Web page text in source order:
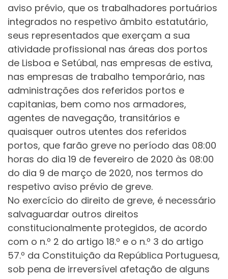
aviso prévio, que os trabalhadores portuários
integrados no respetivo âmbito estatutário,
seus representados que exerçam a sua
atividade profissional nas áreas dos portos
de Lisboa e Setúbal, nas empresas de estiva,
nas empresas de trabalho temporário, nas
administrações dos referidos portos e
capitanias, bem como nos armadores,
agentes de navegação, transitários e
quaisquer outros utentes dos referidos
portos, que farão greve no período das 08:00
horas do dia 19 de fevereiro de 2020 às 08:00
do dia 9 de março de 2020, nos termos do
respetivo aviso prévio de greve.
No exercício do direito de greve, é necessário
salvaguardar outros direitos
constitucionalmente protegidos, de acordo
com o n.º 2 do artigo 18.º e o n.º 3 do artigo
57.º da Constituição da República Portuguesa,
sob pena de irreversível afetação de alguns